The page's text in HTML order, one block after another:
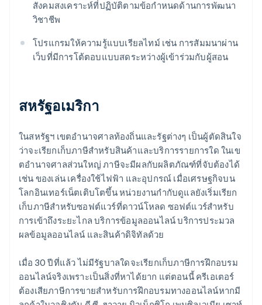
สังคมสงเคราะห์ที่ปฏิบัติตามข้อกําหนดด้านการพัฒนา
วิชาชีพ
โปรแกรมให้ความรู้แบบเรียลไทม์ เช่น การสัมมนาผ่าน
เว็บที่มีการโต้ตอบแบบสดระหว่างผู้เข้าร่วมกับผู้สอน
สหรัฐอเมริกา
ในสหรัฐฯ เขตอํานาจศาลท้องถิ่นและรัฐต่างๆ เป็นผู้ตัดสินใจ
ว่าจะเรียกเก็บภาษีสําหรับสินค้าและบริการรายการใด ในเข
ตอํานาจศาลส่วนใหญ่ ภาษีจะมีผลกับผลิตภัณฑ์ที่จับต้องได้
เช่น ของเล่น เครื่องใช้ไฟฟ้า และอุปกรณ์ เมื่อเศรษฐกิจบน
โลกอินเทอร์เน็ตเติบโตขึ้น หน่วยงานกํากับดูแลยังเริ่มเรียก
เก็บภาษีสําหรับซอฟต์แวร์ที่ดาวน์โหลด ซอฟต์แวร์สำหรับ
การเข้าถึงระยะไกล บริการข้อมูลออนไลน์ บริการประมวล
ผลข้อมูลออนไลน์ และสินค้าดิจิทัลด้วย
เมื่อ 30 ปีที่แล้ว ไม่มีรัฐบาลใดจะเรียกเก็บภาษีการฝึกอบรม
ออนไลน์จริงเพราะเป็นสิ่งที่หาได้ยาก แต่ตอนนี้ ครีเอเตอร์
ต้องเสียภาษีการขายสําหรับการฝึกอบรมทางออนไลน์หากมี